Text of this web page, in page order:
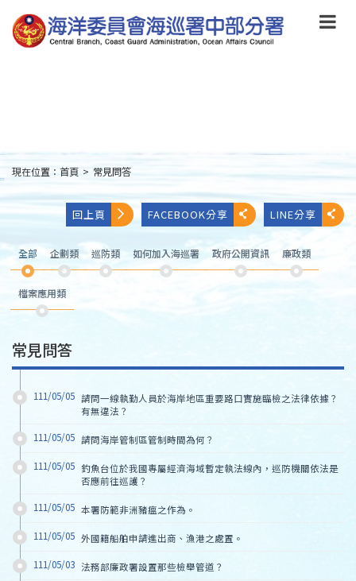
到
主
要
:::
現在位置： 首頁 > 常見問答
回上頁 FACEBOOK分享 LINE分享
全部 企劃類 巡防類 如何加入海巡署 政府公開資訊 廉政類
檔案應用類
常見問答
111/05/05 請問一線執勤人員於海岸地區重要路口實施臨檢之法律依據？
有無違法？
111/05/05 請問海岸管制區管制時間為何？
111/05/05 釣魚台位於我國專屬經濟海域暫定執法線內，巡防機關依法是
否應前往巡護？
111/05/05 本署防範非洲豬瘟之作為。
111/05/05 外國籍船舶申請進出商、漁港之處置。
111/05/03 法務部廉政署設置那些檢舉管道？